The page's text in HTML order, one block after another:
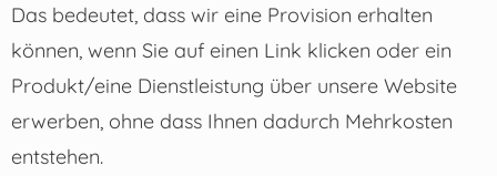
Das bedeutet, dass wir eine Provision erhalten
können, wenn Sie auf einen Link klicken oder ein
Produkt/eine Dienstleistung über unsere Website
erwerben, ohne dass Ihnen dadurch Mehrkosten
entstehen.